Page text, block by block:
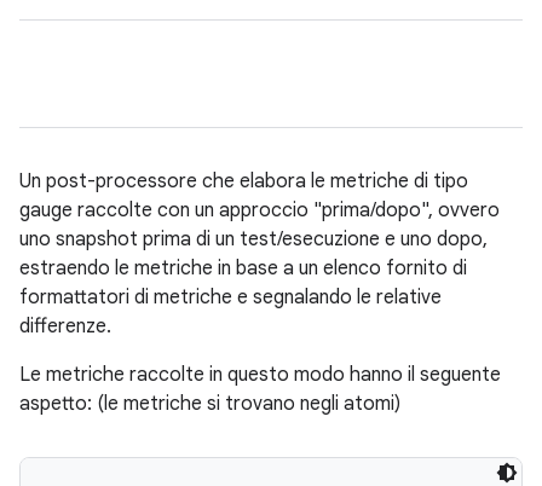
Un post-processore che elabora le metriche di tipo
gauge raccolte con un approccio "prima/dopo", ovvero
uno snapshot prima di un test/esecuzione e uno dopo,
estraendo le metriche in base a un elenco fornito di
formattatori di metriche e segnalando le relative
differenze.
Le metriche raccolte in questo modo hanno il seguente
aspetto: (le metriche si trovano negli atomi)